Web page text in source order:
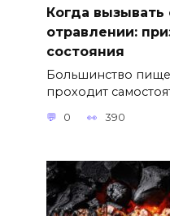
Когда вызывать
отравлении:
состояния
Большинство
проходит
0 390